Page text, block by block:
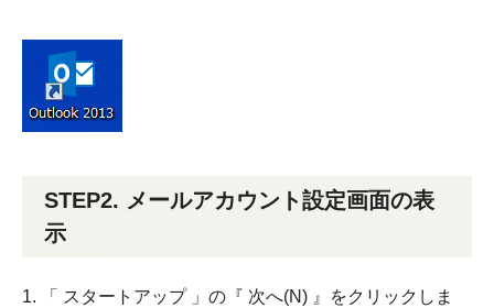
STEP2. メールアカウント設定画面の表
示
1. 「 スタートアップ 」の『 次へ(N) 』をクリックしま